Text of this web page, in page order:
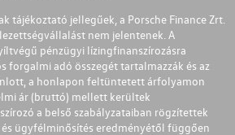
tájékoztató jellegűek, a Porsche Finance Zrt.
nem jelentenek. A
pénzügyi lízingfinanszírozásra
forgalmi adó összegét tartalmazzák és az
a honlapon feltüntetett árfolyamon
ár (bruttó) mellett kerültek
a belső szabályzataiban rögzítettek
ügyfélminősítés eredményétől függően